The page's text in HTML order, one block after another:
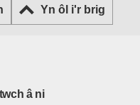
Yn ôl i'r brig
â ni